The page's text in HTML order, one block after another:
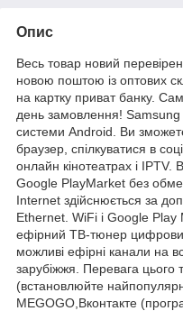
Опис
Весь товар новий
новою поштою із оптових
на картку приват банку.
день замовлення! Samsung
системи Android. Ви
браузер, спілкуватися в
онлайн кінотеатрах і
Google PlayMarket без
Internet здійснюється за
Ethernet. WiFi і Google Play
ефірний ТВ-тюнер
можливі ефірні канали на
зарубіжжя. Перевага цього
(встановлюйте
MEGOGO,Вконтакте